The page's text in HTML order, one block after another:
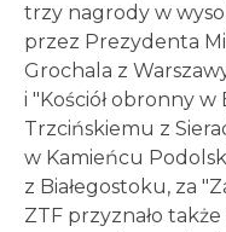
trzy nagrody w
przez Prezydenta
Grochala z
i "Kościół obronny w
Trzcińskiemu z
w Kamieńcu
z Białegostoku, za
ZTF przyznało